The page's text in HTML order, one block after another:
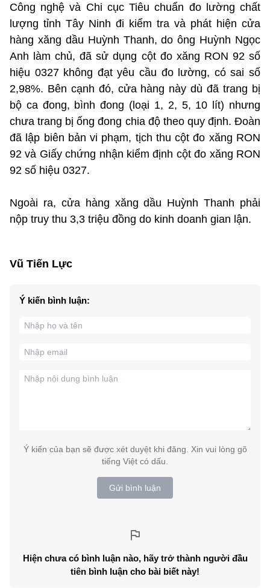
Công nghệ và Chi cục Tiêu chuẩn đo lường chất
lượng tỉnh Tây Ninh đi kiểm tra và phát hiện cửa
hàng xăng dầu Huỳnh Thanh, do ông Huỳnh Ngọc
Anh làm chủ, đã sử dụng cột đo xăng RON 92 số
hiệu 0327 không đạt yêu cầu đo lường, có sai số
2,98%. Bên cạnh đó, cửa hàng này dù đã trang bị
bộ ca đong, bình đong (loại 1, 2, 5, 10 lít) nhưng
chưa trang bị ống đong chia độ theo quy định. Đoàn
đã lập biên bản vi phạm, tịch thu cột đo xăng RON
92 và Giấy chứng nhận kiểm định cột đo xăng RON
92 số hiệu 0327.
Ngoài ra, cửa hàng xăng dầu Huỳnh Thanh phải
nộp truy thu 3,3 triệu đồng do kinh doanh gian lận.
Vũ Tiến Lực
Ý kiến bình luận:
Ý kiến của bạn sẽ được xét duyệt khi đăng. Xin vui lòng gõ
tiếng Việt có dấu.
Gửi bình luận
Hiện chưa có bình luận nào, hãy trở thành người đầu
tiên bình luận cho bài biết này!